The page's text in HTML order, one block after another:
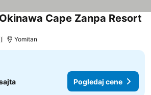
Cape Zanpa Resort
Yomitan
Pogledaj cene